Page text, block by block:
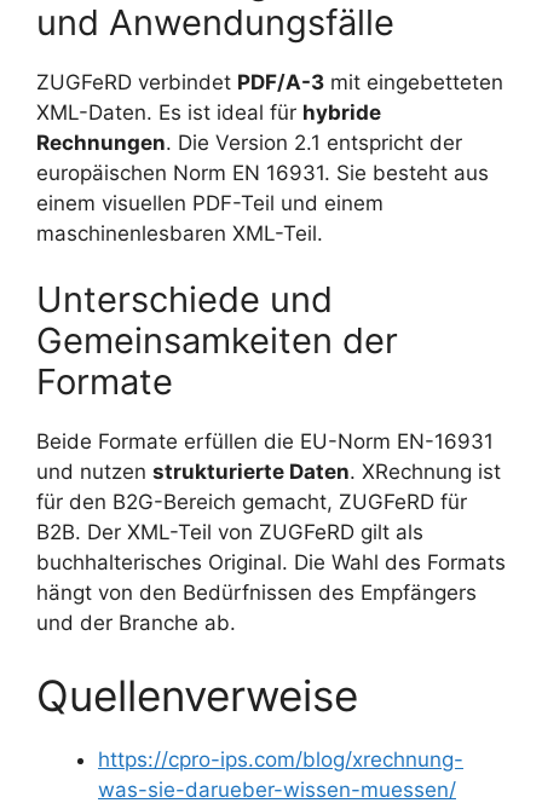
und Anwendungsfälle
ZUGFeRD verbindet PDF/A-3 mit eingebetteten
XML-Daten. Es ist ideal für hybride
Rechnungen. Die Version 2.1 entspricht der
europäischen Norm EN 16931. Sie besteht aus
einem visuellen PDF-Teil und einem
maschinenlesbaren XML-Teil.
Unterschiede und
Gemeinsamkeiten der
Formate
Beide Formate erfüllen die EU-Norm EN-16931
und nutzen strukturierte Daten. XRechnung ist
für den B2G-Bereich gemacht, ZUGFeRD für
B2B. Der XML-Teil von ZUGFeRD gilt als
buchhalterisches Original. Die Wahl des Formats
hängt von den Bedürfnissen des Empfängers
und der Branche ab.
Quellenverweise
https://cpro-ips.com/blog/xrechnung-
was-sie-darueber-wissen-muessen/